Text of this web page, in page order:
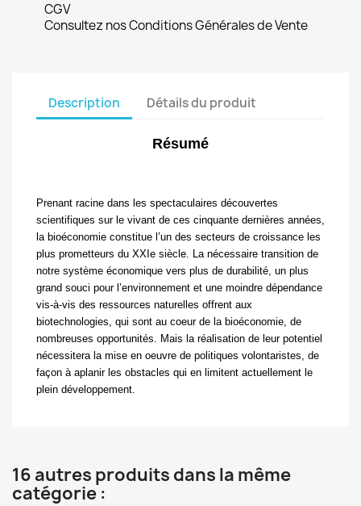
CGV
Consultez nos Conditions Générales de Vente
Description Détails du produit
Résumé
Prenant racine dans les spectaculaires découvertes
scientifiques sur le vivant de ces cinquante dernières années,
la bioéconomie constitue l’un des secteurs de croissance les
plus prometteurs du XXIe siècle. La nécessaire transition de
notre système économique vers plus de durabilité, un plus
grand souci pour l’environnement et une moindre dépendance
vis-à-vis des ressources naturelles offrent aux
biotechnologies, qui sont au coeur de la bioéconomie, de
nombreuses opportunités. Mais la réalisation de leur potentiel
nécessitera la mise en oeuvre de politiques volontaristes, de
façon à aplanir les obstacles qui en limitent actuellement le
plein développement.
16 autres produits dans la même
catégorie :